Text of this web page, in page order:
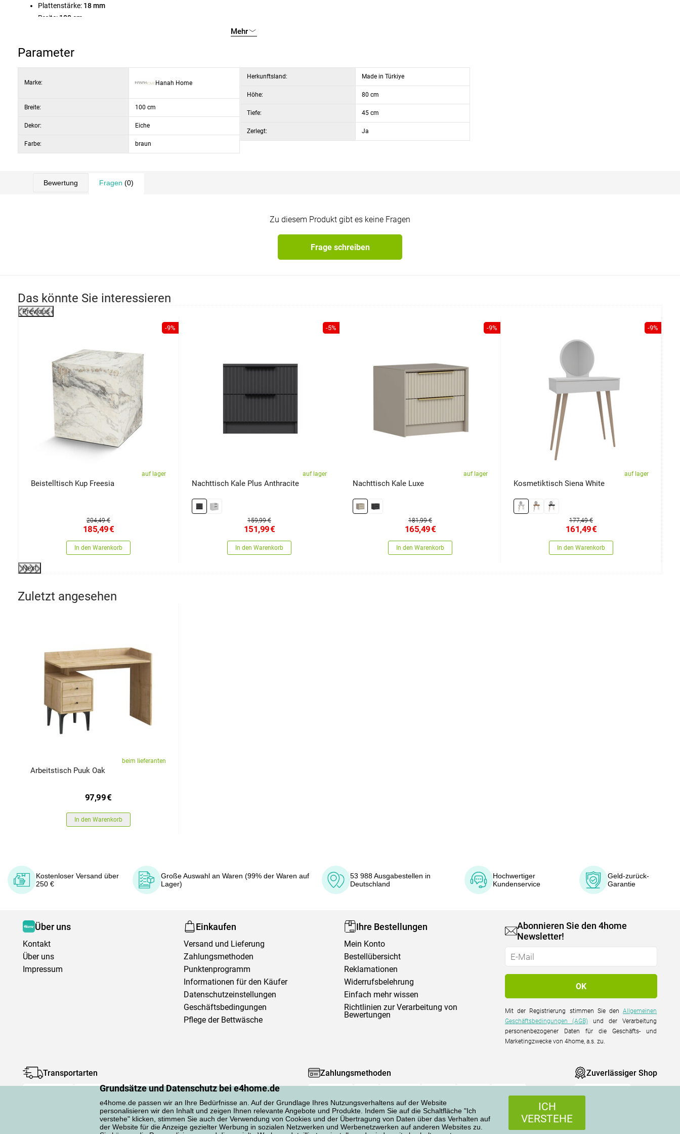
Grundsätze und Datenschutz bei e4home.de
e4home.de passen wir an Ihre Bedürfnisse an. Auf der Grundlage Ihres Nutzungsverhaltens auf der Website
personalisieren wir den Inhalt und zeigen Ihnen relevante Angebote und Produkte. Indem Sie auf die Schaltfläche "Ich
verstehe" klicken, stimmen Sie auch der Verwendung von Cookies und der Übertragung von Daten über das Verhalten auf
der Website für die Anzeige gezielter Werbung in sozialen Netzwerken und Werbenetzwerken auf anderen Websites zu.
ICH
VERSTEHE
Plattenstärke: 18 mm
Breite: 100 cm
Farbe/Dekor:
Mehr
Parameter
Marke: Hanah Home
Breite: 100 cm
Dekor: Eiche
Farbe: braun
Herkunftsland: Made in Türkiye
Höhe: 80 cm
Tiefe: 45 cm
Zerlegt: Ja
Bewertung Fragen (0)
Zu diesem Produkt gibt es keine Fragen
Frage schreiben
Das könnte Sie interessieren
Previous
-9%
auf lager
Beistelltisch Kup Freesia
204,49 €
185,49€
In den Warenkorb
-5%
auf lager
Nachttisch Kale Plus Anthracite
159,99 €
151,99€
In den Warenkorb
-9%
auf lager
Nachttisch Kale Luxe
181,99 €
165,49€
In den Warenkorb
-9%
auf lager
Kosmetiktisch Siena White
177,49 €
161,49€
In den Warenkorb
Next
Zuletzt angesehen
beim lieferanten
Arbeitstisch Puuk Oak
97,99€
In den Warenkorb
Kostenloser Versand über
250 €
Große Auswahl an Waren (99% der Waren auf
Lager)
53 988 Ausgabestellen in
Deutschland
Hochwertiger
Kundenservice
Geld-zurück-
Garantie
Über uns
Kontakt
Über uns
Impressum
Einkaufen
Versand und Lieferung
Zahlungsmethoden
Punktenprogramm
Informationen für den Käufer
Datenschutzeinstellungen
Geschäftsbedingungen
Pflege der Bettwäsche
Ihre Bestellungen
Mein Konto
Bestellübersicht
Reklamationen
Widerrufsbelehrung
Einfach mehr wissen
Richtlinien zur Verarbeitung von
Bewertungen
Abonnieren Sie den 4home
Newsletter!
Mit der Registrierung stimmen Sie denAllgemeinen
Geschäftsbedingungen (AGB) und der Verarbeitung
personenbezogener Daten für die Geschäfts- und
Marketingzwecke von 4home, a.s. zu.
Transportarten Zahlungsmethoden Zuverlässiger Shop